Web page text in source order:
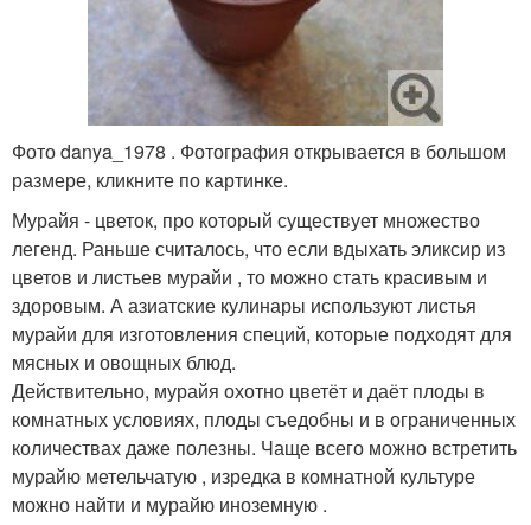
Фото danya_1978 . Фотография открывается в большом
размере, кликните по картинке.
Мурайя - цветок, про который существует множество
легенд. Раньше считалось, что если вдыхать эликсир из
цветов и листьев мурайи , то можно стать красивым и
здоровым. А азиатские кулинары используют листья
мурайи для изготовления специй, которые подходят для
мясных и овощных блюд.
Действительно, мурайя охотно цветёт и даёт плоды в
комнатных условиях, плоды съедобны и в ограниченных
количествах даже полезны. Чаще всего можно встретить
мурайю метельчатую , изредка в комнатной культуре
можно найти и мурайю иноземную .